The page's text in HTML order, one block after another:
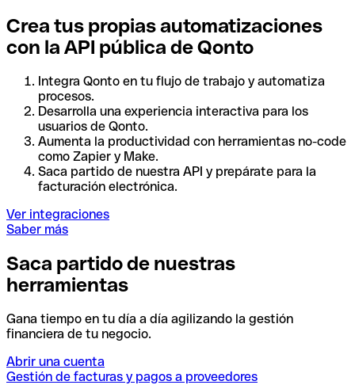
Crea tus propias automatizaciones
con la API pública de Qonto
Integra Qonto en tu flujo de trabajo y automatiza
procesos.
Desarrolla una experiencia interactiva para los
usuarios de Qonto.
Aumenta la productividad con herramientas no-code
como Zapier y Make.
Saca partido de nuestra API y prepárate para la
facturación electrónica.
Ver integraciones
Saber más
Saca partido de nuestras
herramientas
Gana tiempo en tu día a día agilizando la gestión
financiera de tu negocio.
Abrir una cuenta
Gestión de facturas y pagos a proveedores